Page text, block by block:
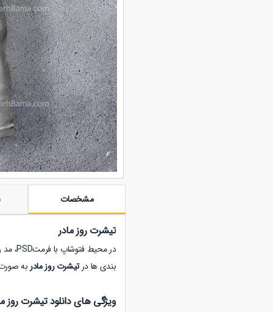
مشخصات
تیشرت روز مادر
بندی ها درتیشرت روز مادر به
ویژگی های دانلود تیشرت روز